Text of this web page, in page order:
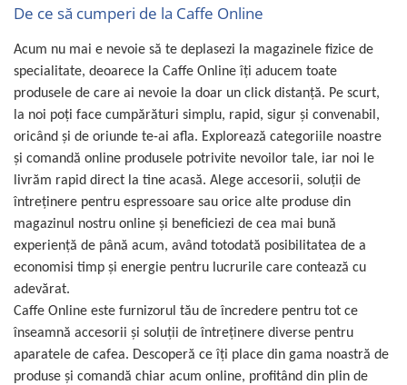
De ce să cumperi de la Caffe Online
Acum nu mai e nevoie să te deplasezi la magazinele fizice de
specialitate, deoarece la Caffe Online îţi aducem toate
produsele de care ai nevoie la doar un click distanţă. Pe scurt,
la noi poţi face cumpărături simplu, rapid, sigur şi convenabil,
oricând şi de oriunde te-ai afla. Explorează categoriile noastre
şi comandă online produsele potrivite nevoilor tale, iar noi le
livrăm rapid direct la tine acasă. Alege accesorii, soluţii de
întreţinere pentru espressoare sau orice alte produse din
magazinul nostru online şi beneficiezi de cea mai bună
experienţă de până acum, având totodată posibilitatea de a
economisi timp şi energie pentru lucrurile care contează cu
adevărat.
Caffe Online este furnizorul tău de încredere pentru tot ce
înseamnă accesorii şi soluţii de întreţinere diverse pentru
aparatele de cafea. Descoperă ce îţi place din gama noastră de
produse şi comandă chiar acum online, profitând din plin de